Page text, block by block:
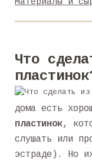
Материалы и
Что
дома есть
пластинок,
слушать или
эстраде). Но